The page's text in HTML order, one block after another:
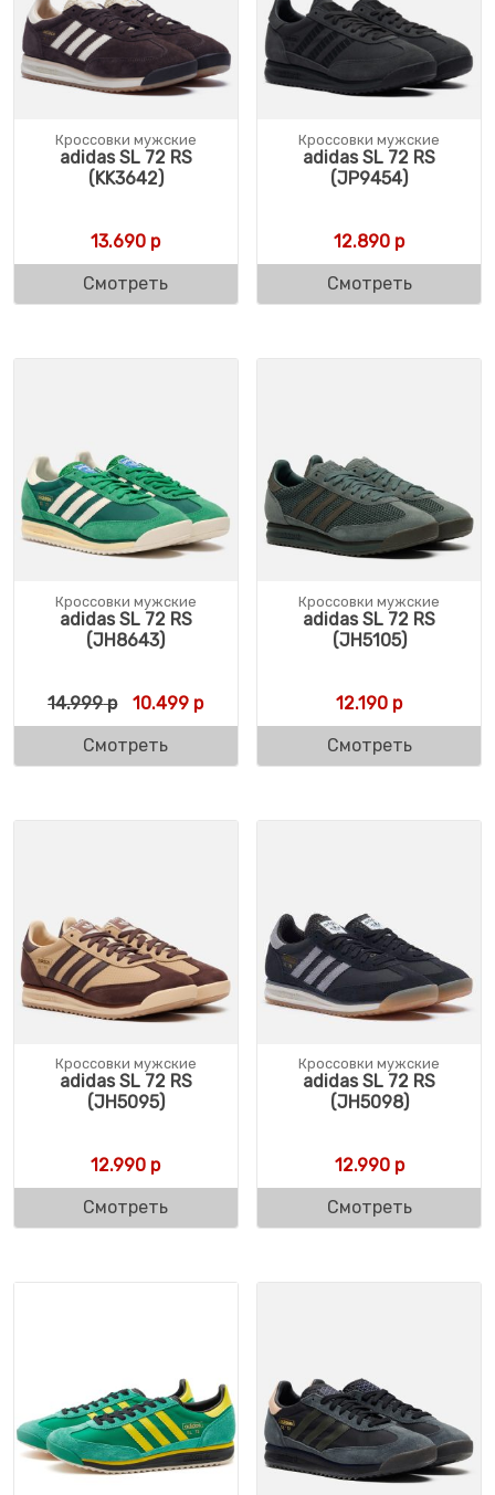
Кроссовки мужские
adidas SL 72 RS
(KK3642)
13.690 р
Смотреть
Кроссовки мужские
adidas SL 72 RS
(JP9454)
12.890 р
Смотреть
Кроссовки мужские
adidas SL 72 RS
(JH8643)
14.999р Первоначальная цена составляла 14.999
10.499 рТекущая цена: 10.499 р.
Смотреть
Кроссовки мужские
adidas SL 72 RS
(JH5105)
12.190 р
Смотреть
Кроссовки мужские
adidas SL 72 RS
(JH5095)
12.990 р
Смотреть
Кроссовки мужские
adidas SL 72 RS
(JH5098)
12.990р
Смотреть